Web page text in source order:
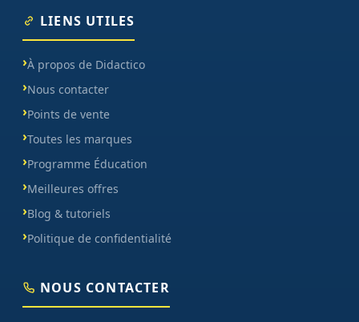
LIENS UTILES
À propos de Didactico
Nous contacter
Points de vente
Toutes les marques
Programme Éducation
Meilleures offres
Blog & tutoriels
Politique de confidentialité
NOUS CONTACTER